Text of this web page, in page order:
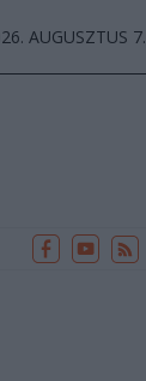
AUGUSZTUS